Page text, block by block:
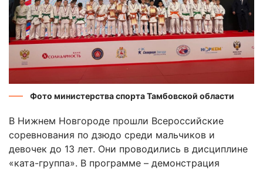
Фото министерства спорта Тамбовской области
В Нижнем Новгороде прошли Всероссийские
соревнования по дзюдо среди мальчиков и
девочек до 13 лет. Они проводились в дисциплине
«ката-группа». В программе – демонстрация